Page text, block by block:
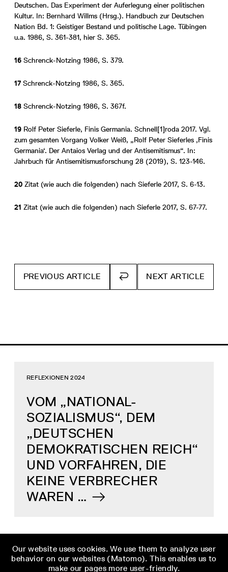
Our website uses cookies. We use them to analyze user
behavior on our websites (Matomo). This enables us to
make our pages more user-friendly.
Deutschen. Das Experiment der Auferlegung einer politischen
Kultur. In: Bernhard Willms (Hrsg.). Handbuch zur Deutschen
Nation Bd. 1: Geistiger Bestand und politische Lage. Tübingen
u.a. 1986, S. 361-381, hier S. 365.
16 Schrenck-Notzing 1986, S. 379.
17 Schrenck-Notzing 1986, S. 365.
18 Schrenck-Notzing 1986, S. 367f.
19 Rolf Peter Sieferle, Finis Germania. Schnell[1]roda 2017. Vgl.
zum gesamten Vorgang Volker Weiß, „Rolf Peter Sieferles ‚Finis
Germania‘. Der Antaios Verlag und der Antisemitismus“. In:
Jahrbuch für Antisemitismusforschung 28 (2019), S. 123-146.
20 Zitat (wie auch die folgenden) nach Sieferle 2017, S. 6-13.
21 Zitat (wie auch die folgenden) nach Sieferle 2017, S. 67-77.
PREVIOUS ARTICLE
BACK
NEXT ARTICLE
VOM „NATIONAL-
SOZIALISMUS“, DEM
„DEUTSCHEN
DEMOKRATISCHEN REICH“
UND VORFAHREN, DIE
KEINE VERBRECHER
WAREN …
REFLEXIONEN 2024
MISSACHTUNG DER GEDENKSTÄTTE DURCH NEURECHTE